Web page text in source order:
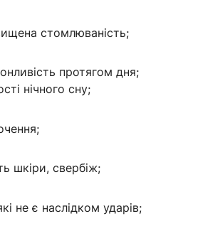
стомлюваність;
протягом дня;
нічного сну;
шкіри, свербіж;
не є наслідком ударів;